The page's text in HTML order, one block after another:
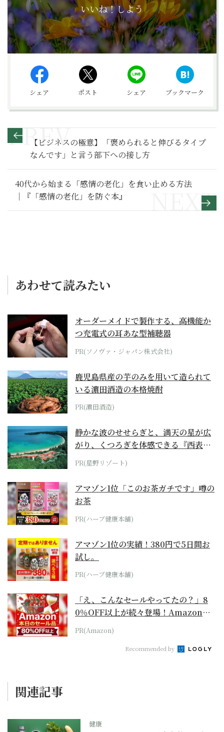
いいね！しよう
シェア ポスト シェア ブックマーク
【ビジネスの極意】「褒められると伸びるタイプ
なんです」と言う部下への接し方
40代から始まる「感情の老化」を食い止める方法
｜『「感情の老化」を防ぐ本』
あわせて読みたい
オーダーメイドで製作する、高機能か
つ充電式の耳あな型補聴器
PR(ソノヴァ・ジャパン株式会社)
鹿児島県産の芋のみを用いて造られて
いる濵田酒造の本格焼酎
PR(濵田酒造)
静かな波のせせらぎと、満天の星が広
がり、くつろぎを体感できる『西表島
ホテル by...
PR(星野リゾート)
アマゾン1位「このお茶ガチです」噂の
お茶
PR(ハーブ健康本舗)
アマゾン1位の実績！380円で5日間お
試し。
PR(ハーブ健康本舗)
「え、こんなセールやってたの？」8
0％OFF以上が続々登場！Amazonの
本気が...
PR(Amazon)
Recommended by
関連記事
健康